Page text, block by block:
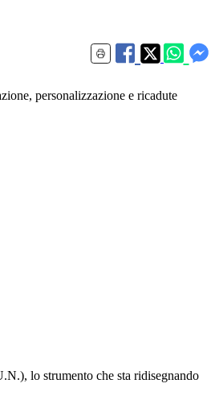
personalizzazione e ricadute
lo strumento che sta ridisegnando